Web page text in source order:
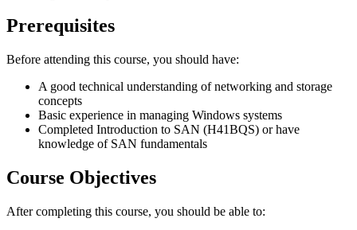
Prerequisites
Before attending this course, you should have:
A good technical understanding of networking and storage
concepts
Basic experience in managing Windows systems
Completed Introduction to SAN (H41BQS) or have
knowledge of SAN fundamentals
Course Objectives
After completing this course, you should be able to: